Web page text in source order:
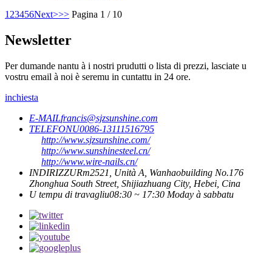
1 23456Next>>> Pagina 1 / 10
Newsletter
Per dumande nantu à i nostri prudutti o lista di prezzi, lasciate u
vostru email à noi è seremu in cuntattu in 24 ore.
inchiesta
E-MAILfrancis@sjzsunshine.com
TELEFONU0086-13111516795
http://www.sjzsunshine.com/
http://www.sunshinesteel.cn/
http://www.wire-nails.cn/
INDIRIZZURm2521, Unità A, Wanhaobuilding No.176
Zhonghua South Street, Shijiazhuang City, Hebei, Cina
U tempu di travagliu08:30 ~ 17:30 Moday à sabbatu